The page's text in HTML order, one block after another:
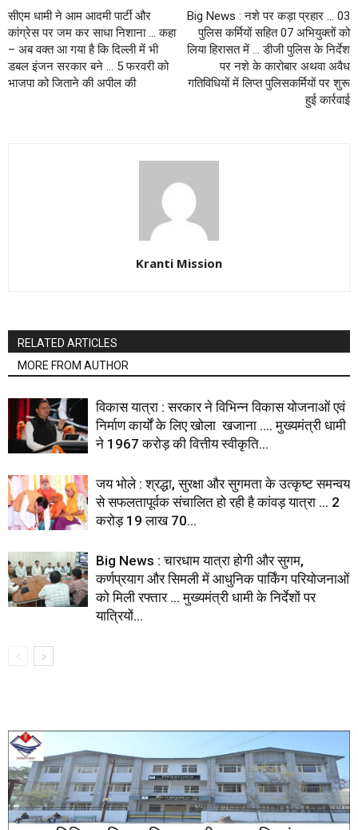
सीएम धामी ने आम आदमी पार्टी और
कांग्रेस पर जम कर साधा निशाना … कहा
– अब वक्त आ गया है कि दिल्ली में भी
डबल इंजन सरकार बने … 5 फरवरी को
भाजपा को जिताने की अपील की
Big News : नशे पर कड़ा प्रहार … 03
पुलिस कर्मियों सहित 07 अभियुक्तों को
लिया हिरासत में … डीजी पुलिस के निर्देश
पर नशे के कारोबार अथवा अवैध
गतिविधियों में लिप्त पुलिसकर्मियों पर शुरू
हुई कार्रवाई
Kranti Mission
RELATED ARTICLES
MORE FROM AUTHOR
विकास यात्रा : सरकार ने विभिन्न विकास योजनाओं एवं
निर्माण कार्यों के लिए खोला खजाना …. मुख्यमंत्री धामी
ने ₹1967 करोड़ की वित्तीय स्वीकृति...
जय भोले : श्रद्धा, सुरक्षा और सुगमता के उत्कृष्ट समन्वय
से सफलतापूर्वक संचालित हो रही है कांवड़ यात्रा … 2
करोड़ 19 लाख 70...
Big News : चारधाम यात्रा होगी और सुगम,
कर्णप्रयाग और सिमली में आधुनिक पार्किंग परियोजनाओं
को मिली रफ्तार … मुख्यमंत्री धामी के निर्देशों पर
यात्रियों...